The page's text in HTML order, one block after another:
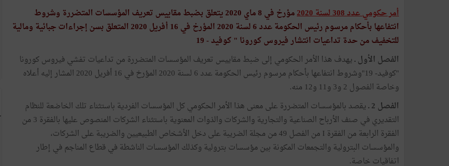
أمر حكومي عدد 308 لسنة 2020
مؤرخ في 8 ماي 2020 يتعلق بضبط مقاييس تعريف المؤسسات المتضررة وشروط
انتفاعها بأحكام مرسوم رئيس الحكومة عدد 6 لسنة 2020 المؤرخ في 16 أفريل 2020 المتعلق بسن إجراءات جبائية ومالية
للتخفيف من حدة تداعيات انتشار فيروس كورونا " كوفيد - 19
الفصل الأول ـيهدف هذا الأمر الحكومي إلى ضبط مقاييس تعريف المؤسسات المتضررة من تداعيات تفشي فيروس كورونا
"كوفيد- 19"وشروط انتفاعها بأحكام مرسوم رئيس الحكومة عدد 6 لسنة 2020 المؤرخ في 16 أفريل 2020 المشار إليه أعلاه
وخاصة الفصول 2 و3 و11 و12 منه.
الفصل 2 ـ
يقصد بالمؤسسات المتضررة على معنى هذا الأمر الحكومي كل المؤسسات الفردية باستثناء تلك الخاضعة للنظام
التقديري في صنف الأرباح الصناعية والتجارية والشركات والذوات المعنوية باستثناء الشركات المنصوص عليها بالفقرة 3 من
الفقرة الرابعة من الفقرة I من الفصل 49 من مجلة الضريبة على دخل الأشخاص الطبيعيين والضريبة على الشركات،
والمؤسسات البترولية والتجمعات المكونة بين مؤسسات بترولية وكذلك المؤسسات الناشطة في قطاع المناجم في إطار
اتفاقيات خاصة.